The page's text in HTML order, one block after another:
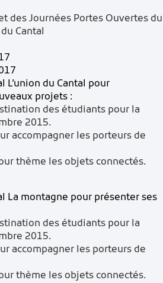
des Journées Portes Ouvertes du
Cantal
L’union du Cantal pour
projets :
des étudiants pour la
2015.
accompagner les porteurs de
thème les objets connectés.
La montagne pour présenter ses
des étudiants pour la
2015.
accompagner les porteurs de
thème les objets connectés.